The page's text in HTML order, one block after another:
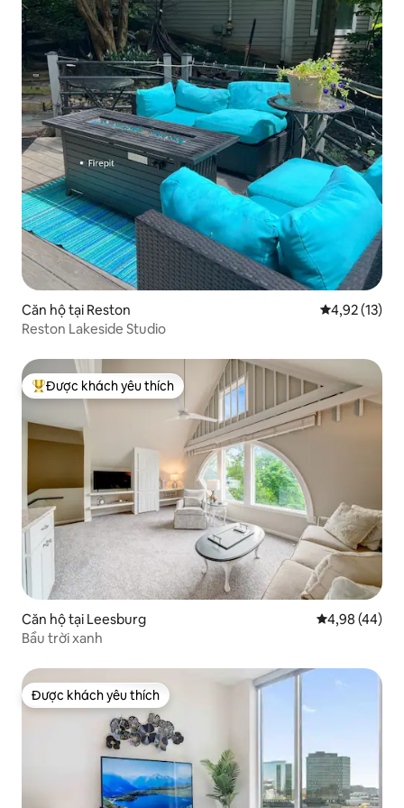
Căn hộ tại Reston Xếp hạng
4,92 (13)
Reston Lakeside Studio
Được khách yêu thích nhất
Được khách yêu thích
Căn hộ tại Leesburg Xếp hạng
4,98 (44)
Bầu trời xanh
Được khách yêu thích
Được khách yêu thích